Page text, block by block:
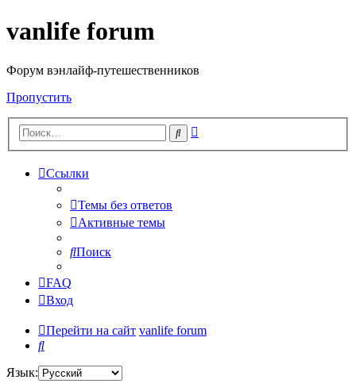
vanlife forum
Форум вэнлайф-путешественников
Пропустить
Поиск
Ссылки
Темы без ответов
Активные темы
Поиск
FAQ
Вход
Перейти на сайт vanlife forum
Поиск
Язык: